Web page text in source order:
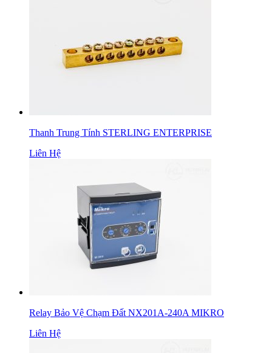
Thanh Trung Tính STERLING ENTERPRISE
Liên Hệ
Relay Bảo Vệ Chạm Đất NX201A-240A MIKRO
Liên Hệ